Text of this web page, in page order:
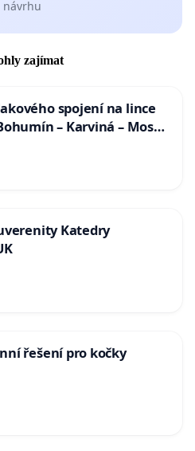
návrhu
zajímat
spojení na lince
– Karviná – Mosty
Katedry
řešení pro kočky